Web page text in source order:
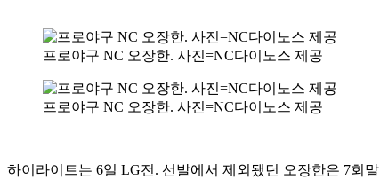
프로야구 NC 오장한. 사진=NC다이노스 제공
프로야구 NC 오장한. 사진=NC다이노스 제공
하이라이트는 6일 LG전. 선발에서 제외됐던 오장한은 7회